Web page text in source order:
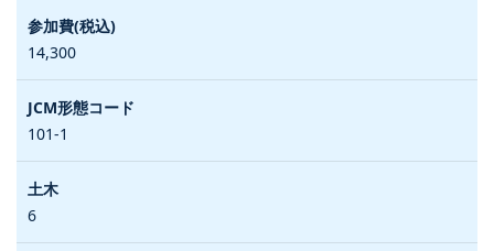
14,300
101-1
6